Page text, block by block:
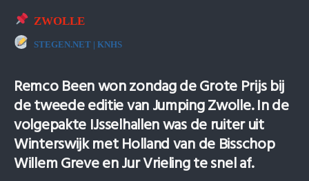
ZWOLLE
STEGEN.NET | KNHS
Remco Been won zondag de Grote Prijs bij
de tweede editie van Jumping Zwolle. In de
volgepakte IJsselhallen was de ruiter uit
Winterswijk met Holland van de Bisschop
Willem Greve en Jur Vrieling te snel af.